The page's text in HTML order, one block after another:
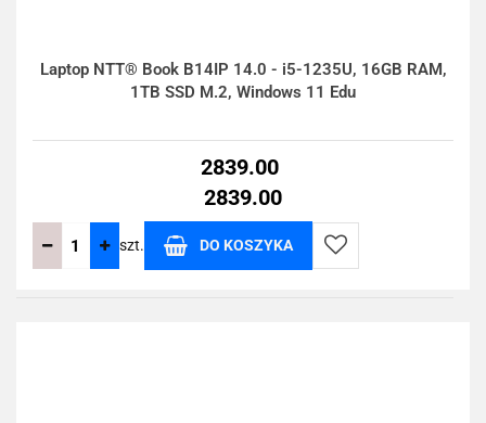
Laptop NTT® Book B14IP 14.0 - i5-1235U, 16GB RAM,
1TB SSD M.2, Windows 11 Edu
2839.00
2839.00
szt. DO KOSZYKA
Do